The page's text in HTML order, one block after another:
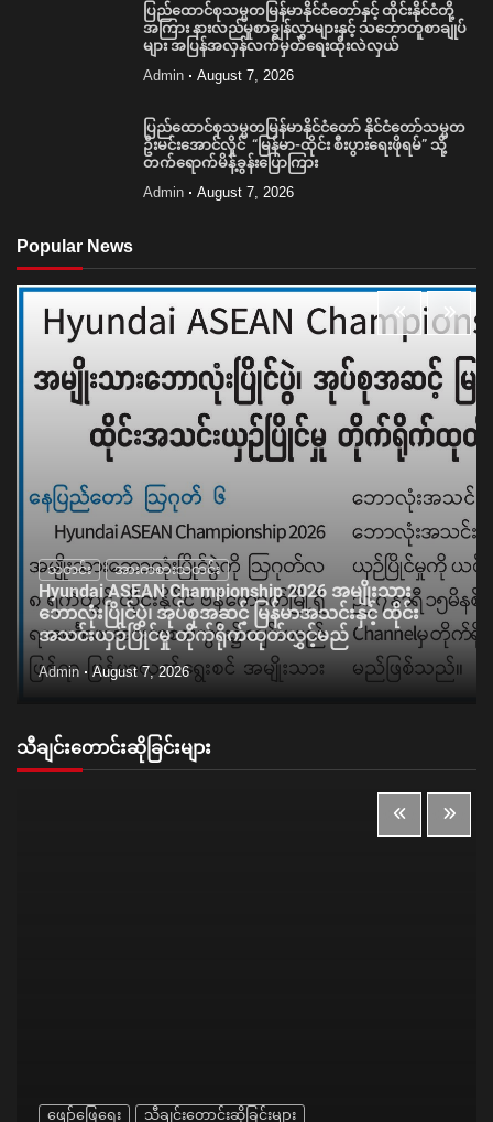
ပြည်ထောင်စုသမ္မတမြန်မာနိုင်ငံတော်နှင့် ထိုင်းနိုင်ငံတို့
အကြား နားလည်မှုစာချွန်လွှာများနှင့် သဘောတူစာချုပ်
များ အပြန်အလှန်လက်မှတ်ရေးထိုးလဲလှယ်
Admin August 7, 2026
ပြည်ထောင်စုသမ္မတမြန်မာနိုင်ငံတော် နိုင်ငံတော်သမ္မတ
ဦးမင်းအောင်လှိုင် “မြန်မာ-ထိုင်း စီးပွားရေးဖိုရမ်” သို့
တက်ရောက်မိန့်ခွန်းပြောကြား
Admin August 7, 2026
Popular News
သတင်း အားကစားသတင်း
Hyundai ASEAN Championship 2026 အမျိုးသား
ဘောလုံးပြိုင်ပွဲ၊ အုပ်စုအဆင့် မြန်မာအသင်းနှင့် ထိုင်း
အသင်းယှဉ်ပြိုင်မှု တိုက်ရိုက်ထုတ်လွှင့်မည်
Admin August 7, 2026
သီချင်းတောင်းဆိုခြင်းများ
ဖျော်ဖြေရေး သီချင်းတောင်းဆိုခြင်းများ